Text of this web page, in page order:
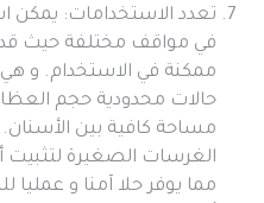
تعدد الاستخدامات: يمكن
في مواقف مختلفة حيث قد
ممكنة في الاستخدام. و
حالات محدودية حجم
مساحة كافية بين
الغرسات الصغيرة لتثبيت
مما يوفر حلا آمنا و عمليا